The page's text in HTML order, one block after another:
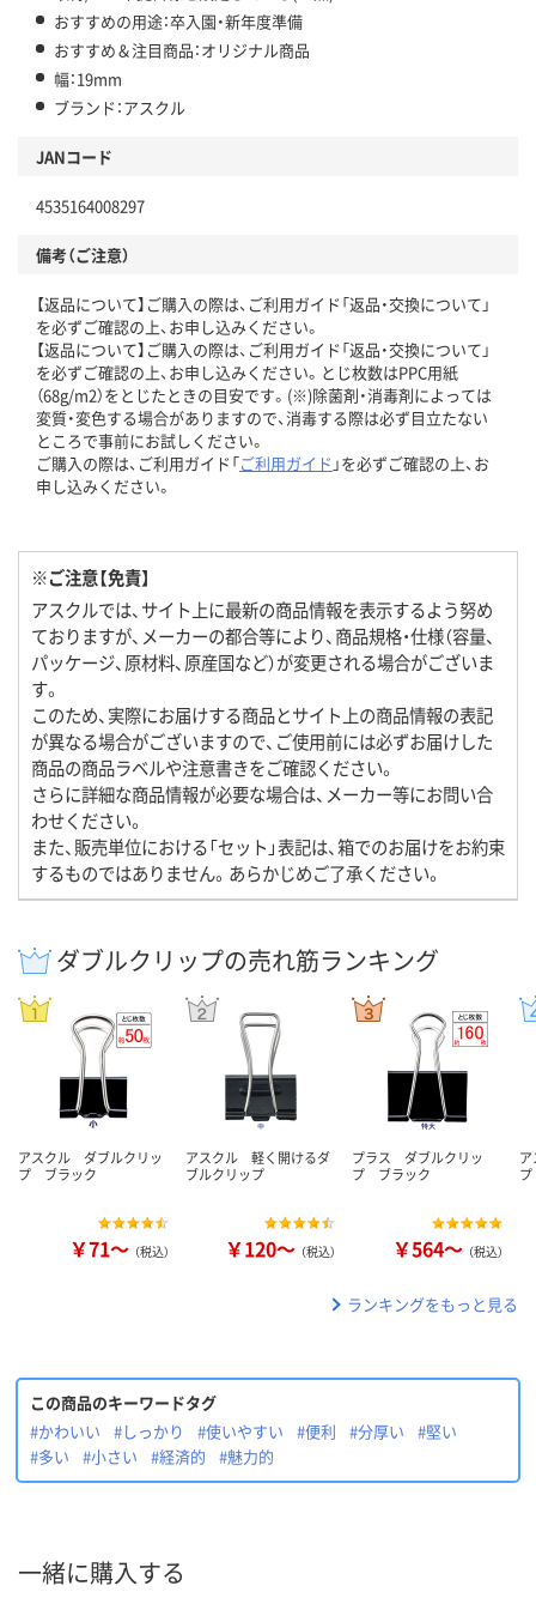
おすすめの用途：卒入園・新年度準備
おすすめ＆注目商品：オリジナル商品
幅：19mm
ブランド：アスクル
JANコード
4535164008297
備考（ご注意）
【返品について】ご購入の際は、ご利用ガイド「返品・交換について」
を必ずご確認の上、お申し込みください。
【返品について】ご購入の際は、ご利用ガイド「返品・交換について」
を必ずご確認の上、お申し込みください。とじ枚数はPPC用紙
（68g/m2）をとじたときの目安です。(※)除菌剤・消毒剤によっては
変質・変色する場合がありますので、消毒する際は必ず目立たない
ところで事前にお試しください。
ご購入の際は、ご利用ガイド「ご利用ガイド 」を必ずご確認の上、お
申し込みください。
※ご注意【免責】
アスクルでは、サイト上に最新の商品情報を表示するよう努め
ておりますが、メーカーの都合等により、商品規格・仕様（容量、
パッケージ、原材料、原産国など）が変更される場合がございま
す。
このため、実際にお届けする商品とサイト上の商品情報の表記
が異なる場合がございますので、ご使用前には必ずお届けした
商品の商品ラベルや注意書きをご確認ください。
さらに詳細な商品情報が必要な場合は、メーカー等にお問い合
わせください。
また、販売単位における「セット」表記は、箱でのお届けをお約束
するものではありません。あらかじめご了承ください。
ダブルクリップの売れ筋ランキング
アスクル ダブルクリッ
プ ブラック
￥71～ （税込）
アスクル 軽く開けるダ
ブルクリップ
￥120～ （税込）
プラス ダブルクリッ
プ ブラック
￥564～ （税込）
ランキングをもっと見る
この商品のキーワードタグ
#かわいい
#しっかり #使いやすい #便利 #分厚い
#堅い
#多い
#小さい #経済的 #魅力的
一緒に購入する